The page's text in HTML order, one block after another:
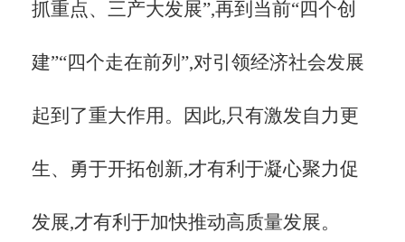
抓重点、三产大发展”,再到当前“四个创
建”“四个走在前列”,对引领经济社会发展
起到了重大作用。因此,只有激发自力更
生、勇于开拓创新,才有利于凝心聚力促
发展,才有利于加快推动高质量发展。